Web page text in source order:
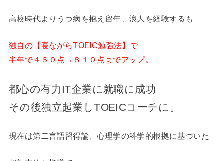
高校時代よりうつ病を抱え留年、浪人を経験するも
独自の【寝ながらTOEIC勉強法】で
半年で４５０点→８１０点までアップ。
都心の有力IT企業に就職に成功
その後独立起業しTOEICコーチに。
現在は第二言語習得論、心理学の科学的根拠に基づいた